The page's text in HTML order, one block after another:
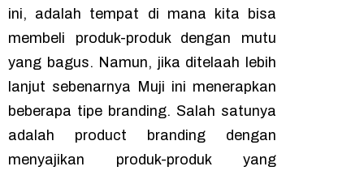
ini, adalah tempat di mana kita bisa
membeli produk-produk dengan mutu
yang bagus. Namun, jika ditelaah lebih
lanjut sebenarnya Muji ini menerapkan
beberapa tipe branding. Salah satunya
adalah product branding dengan
menyajikan produk-produk yang